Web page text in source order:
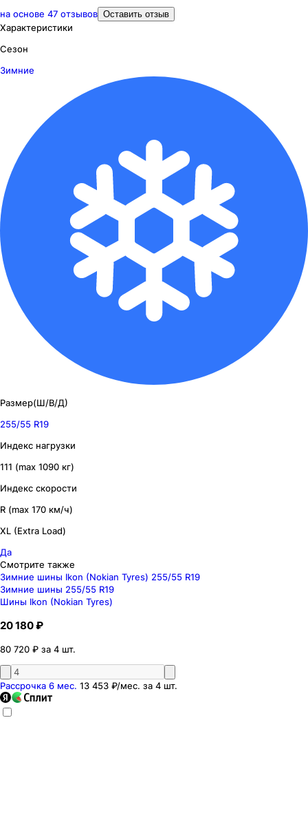
на основе 47 отзывов Оставить отзыв
Характеристики
Сезон
Зимние
Размер(Ш/В/Д)
255/55 R19
Индекс нагрузки
111 (max 1090 кг)
Индекс скорости
R (max 170 км/ч)
XL (Extra Load)
Да
Смотрите также
Зимние шины Ikon (Nokian Tyres) 255/55 R19
Зимние шины 255/55 R19
Шины Ikon (Nokian Tyres)
20 180 ₽
80 720 ₽ за 4 шт.
Рассрочка 6 мес. 13 453 ₽/мес. за 4 шт.